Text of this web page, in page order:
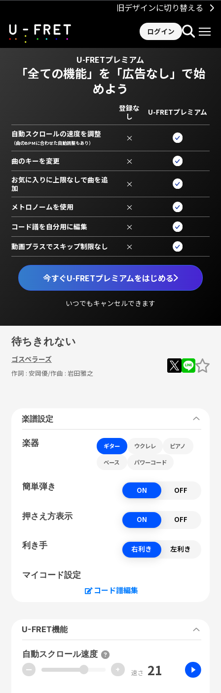
旧デザインに切り替える
ログイン
U-FRETプレミアム
「全ての機能」を 「広告なし」で始
めよう
今すぐU-FRETプレミアムをはじめる
いつでもキャンセルできます
登録な
し
U-FRETプレミアム
自動スクロールの速度を調整
（曲のBPMに合わせた自動調整もあり） ×
曲のキーを変更 ×
お気に入りに上限なしで曲を追
加
×
メトロノームを使用 ×
コード譜を自分用に編集 ×
動画プラスでスキップ制限なし ×
待ちきれない
ゴスペラーズ
作詞 : 安岡優/作曲 : 岩田雅之
楽譜設定
楽器 ギター ウクレレ ピアノ
ベース パワーコード
簡単弾き ON OFF
押さえ方表示 ON OFF
利き手 右利き 左利き
マイコード設定
コード譜編集
U-FRET機能
自動スクロール速度
ー + 速さ 21